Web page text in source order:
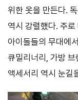
위한 옷을 만든다.
역시 강렬했다. 주
아이돌들의 무대에
큐밀리너리, 가방
액세서리 역시 눈길